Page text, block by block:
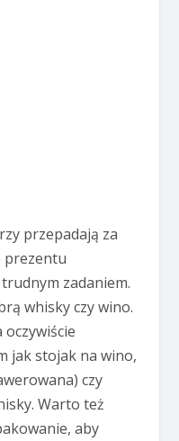
przepadają za
prezentu
zadaniem.
whisky czy wino.
jak stojak na wino,
czy
Warto też
aby